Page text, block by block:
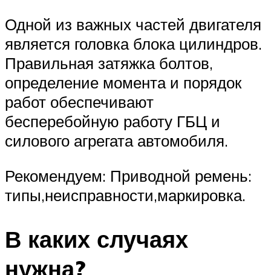
Одной из важных частей двигателя
является головка блока цилиндров.
Правильная затяжка болтов,
определение момента и порядок
работ обеспечивают
бесперебойную работу ГБЦ и
силового агрегата автомобиля.
Рекомендуем: Приводной ремень:
типы,неисправности,маркировка.
В каких случаях
нужна?